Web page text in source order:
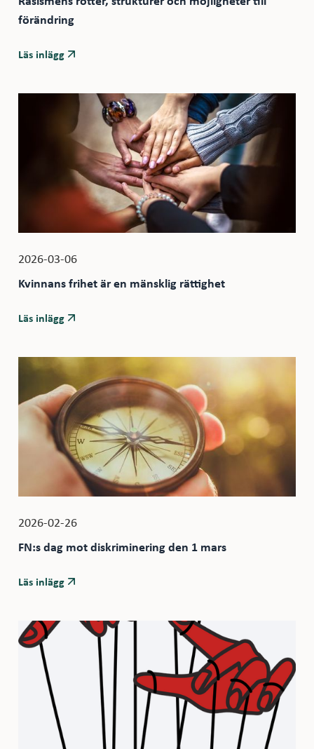
förändring
Läs inlägg
2026-03-06
Kvinnans frihet är en mänsklig rättighet
Läs inlägg
2026-02-26
FN:s dag mot diskriminering den 1 mars
Läs inlägg